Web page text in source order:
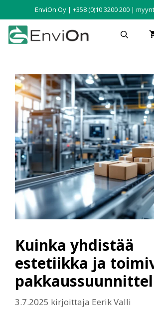
EnviOn Oy | +358 (0)10 3200 200 |
Kuinka yhdistää
estetiikka ja
3.7.2025 kirjoittaja Eerik Valli